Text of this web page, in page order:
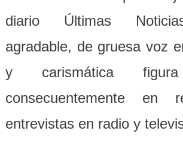
diario Últimas
agradable, de gruesa voz
y carismática
consecuentemente en
entrevistas en radio y